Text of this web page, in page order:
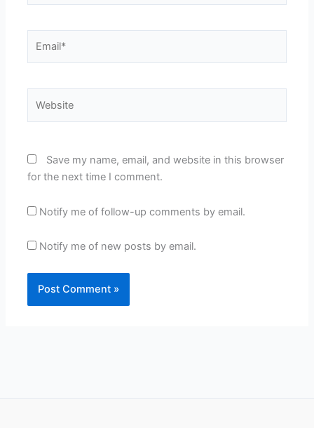
Save my name, email, and website in this browser
for the next time I comment.
Notify me of follow-up comments by email.
Notify me of new posts by email.